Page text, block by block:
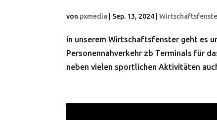
von pxmedia Sep. 13, 2024 |
in unserem Wirtschaftsfenster geht es
Personennahverkehr zb Terminals für
neben vielen sportlichen Aktivitäten